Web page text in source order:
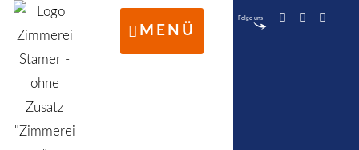
MENÜ
Folge uns